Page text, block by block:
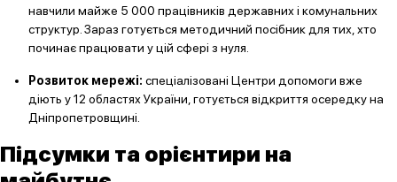
навчили майже 5 000 працівників державних і комунальних
структур. Зараз готується методичний посібник для тих, хто
починає працювати у цій сфері з нуля.
Розвиток мережі: спеціалізовані Центри допомоги вже
діють у 12 областях України, готується відкриття осередку на
Дніпропетровщині.
Підсумки та орієнтири на